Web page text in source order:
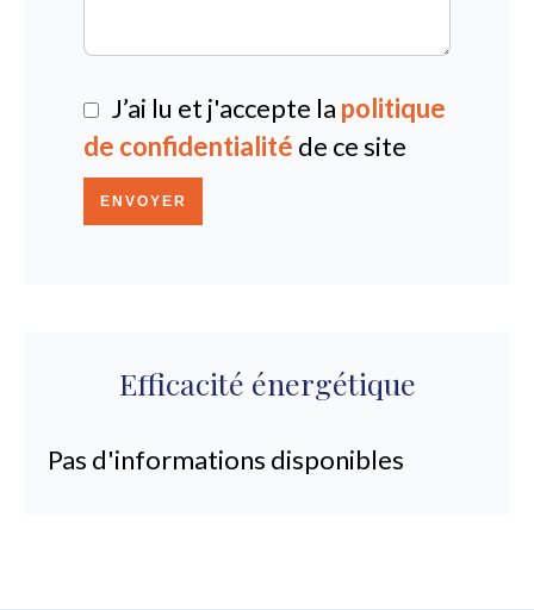
J’ai lu et j'accepte la politique
de confidentialité de ce site
ENVOYER
Efficacité énergétique
Pas d'informations disponibles